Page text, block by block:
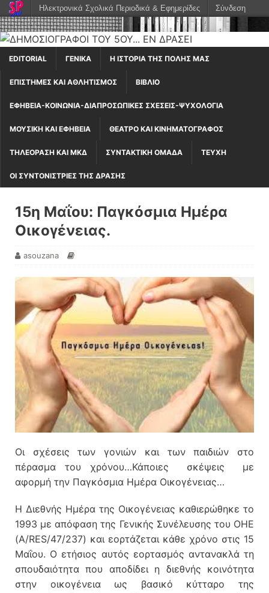
EDITORIAL ΓΕΝΙΚΆ Η ΙΣΤΟΡΊΑ ΤΗΣ ΠΌΛΗΣ ΜΑΣ
ΕΠΙΣΤΉΜΕΣ ΚΑΙ ΑΘΛΗΤΙΣΜΌΣ ΒΙΒΛΊΟ
ΕΦΗΒΕΊΑ-ΚΟΙΝΩΝΊΑ-ΔΙΑΠΡΟΣΩΠΙΚΈΣ ΣΧΈΣΕΙΣ-ΨΥΧΟΛΟΓΊΑ
ΜΟΥΣΙΚΉ ΚΑΙ ΕΦΗΒΕΊΑ ΘΈΑΤΡΟ ΚΑΙ ΚΙΝΗΜΑΤΟΓΡΆΦΟΣ
ΤΗΛΕΌΡΑΣΗ ΚΑΙ ΜΚΔ ΣΥΝΤΑΚΤΙΚΉ ΟΜΆΔΑ ΤΕΎΧΗ
ΟΙ ΣΥΝΤΟΝΙΣΤΡΙΕΣ ΤΗΣ ΔΡΑΣΗΣ
15η Μαΐου: Παγκόσμια Ημέρα
Οικογένειας.
asouzana
Οι σχέσεις των γονιών και των παιδιών στο
πέρασμα του χρόνου…Κάποιες σκέψεις με
αφορμή την Παγκόσμια Ημέρα Οικογένειας…
Η Διεθνής Ημέρα της Οικογένειας καθιερώθηκε το
1993 με απόφαση της Γενικής Συνέλευσης του ΟΗΕ
(A/RES/47/237) και εορτάζεται κάθε χρόνο στις 15
Μαΐου. Ο ετήσιος αυτός εορτασμός αντανακλά τη
σπουδαιότητα που αποδίδει η διεθνής κοινότητα
στην οικογένεια ως βασικό κύτταρο της
Ηλεκτρονικά Σχολικά Περιοδικά & Εφημερίδες Σύνδεση